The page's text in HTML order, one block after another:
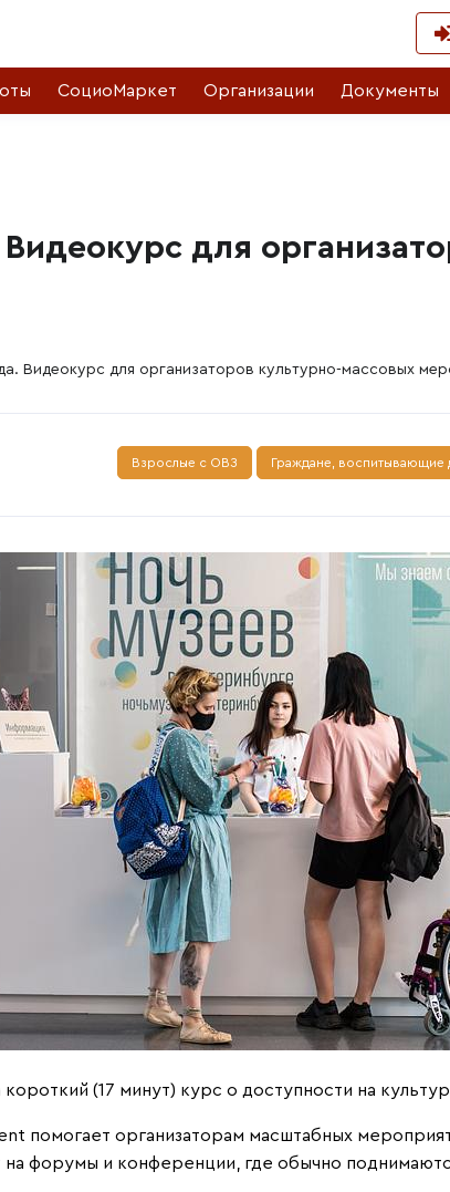
СоциоМаркет Организации Документы
для
Видеокурс для организаторов культурно-массовых
Взрослые с ОВЗ Граждане, воспитывающие
(17 минут) курс о доступности на
помогает организаторам масштабных
на форумы и конференции, где обычно